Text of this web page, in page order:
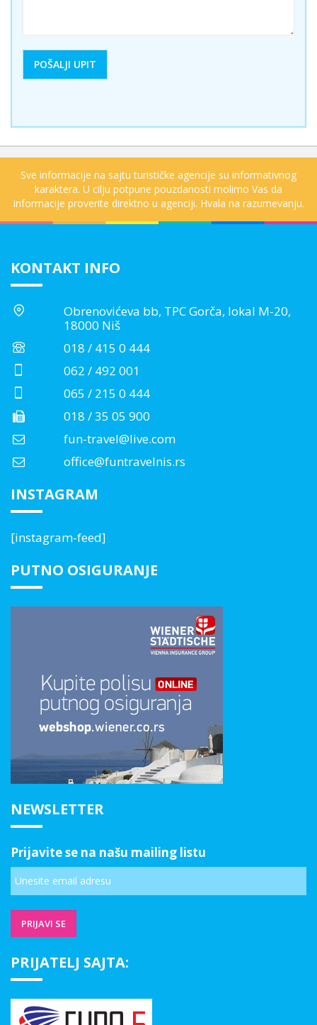
Sve informacije na sajtu turističke agencije su informativnog
karaktera. U cilju potpune pouzdanosti molimo Vas da
informacije proverite direktno u agenciji. Hvala na razumevanju.
KONTAKT INFO
Obrenovićeva bb, TPC Gorča, lokal M-20,
18000 Niš
018 / 415 0 444
062 / 492 001
065 / 215 0 444
018 / 35 05 900
fun-travel@live.com
office@funtravelnis.rs
INSTAGRAM
[instagram-feed]
PUTNO OSIGURANJE
NEWSLETTER
Prijavite se na našu mailing listu
PRIJATELJ SAJTA: